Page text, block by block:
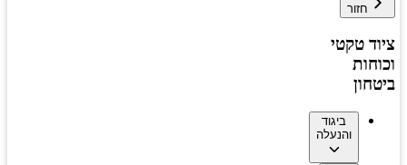
חזור
ציוד טקטי
וכוחות
ביטחון
ביגוד
והנעלה